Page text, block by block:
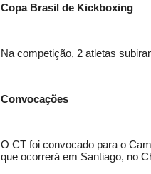
Copa Brasil de Kickboxing
Na competição, 2 atletas
Convocações
O CT foi convocado para o
que ocorrerá em Santiago, no